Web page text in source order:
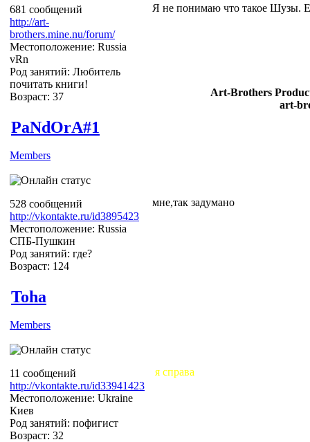
681 сообщений
http://art-
brothers.mine.nu/forum/
Местоположение: Russia
vRn
Род занятий: Любитель
почитать книги!
Возраст: 37
Я не понимаю что такое Шузы.
Art-Brothers
art-
PaNdOrA#1
Members
528 сообщений
http://vkontakte.ru/id3895423
Местоположение: Russia
СПБ-Пушкин
Род занятий: где?
Возраст: 124
мне,так задумано
Toha
Members
11 сообщений
http://vkontakte.ru/id33941423
Местоположение: Ukraine
Киев
Род занятий: пофигист
Возраст: 32
я справа